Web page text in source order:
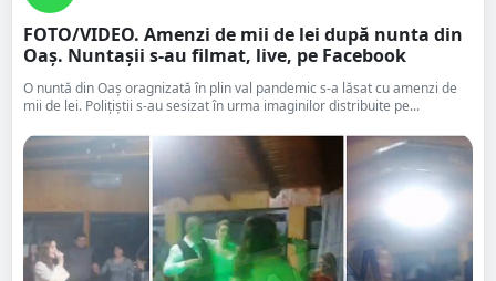
FOTO/VIDEO. Amenzi de mii de lei după nunta din
Oaș. Nuntașii s-au filmat, live, pe Facebook
O nuntă din Oaș oragnizată în plin val pandemic s-a lăsat cu amenzi de
mii de lei. Polițiștii s-au sesizat în urma imaginilor distribuite pe...